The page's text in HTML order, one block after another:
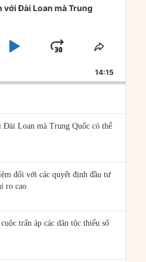
Đài Loan mà Trung
PLAYJUMP
FORWARD
SHARE
14:15
Loan mà Trung Quốc có thể
đối với các quyết định đầu tư
ro cao
trấn áp các dân tộc thiểu số